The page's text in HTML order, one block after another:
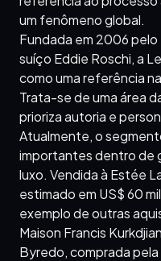
um fenômeno global.
Fundada em 2006
suíço Eddie Roschi, a
como uma referência
Trata-se de uma área
prioriza autoria e
Atualmente, o
importantes dentro de
luxo. Vendida à Estée
estimado em US$ 60
exemplo de outras
Maison Francis
Byredo, comprada